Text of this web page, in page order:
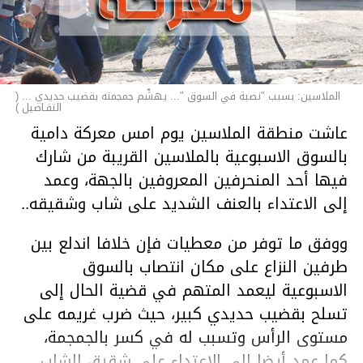
الملاسين: بسبب "نصبة في السوق "... يهشّم جمجمته بقضيب حديدي ... (
التفـاصيل )
عاشت منطقة الملاسين يوم امس معركة دامية
بالسوق الاسبوعية بالملاسين القريبة من شارك
فيها أحد المنحرفين المعروفين بالجهة، وعمد
إلى الاعتداء بالعنف الشديد على شاب وشقيقه..
ووفق ما توفر من معطيات فإن خلافا اندلع بين
طرفين النزاع على مكان انتصاب بالسوق
الاسبوعية ليعمد المتهم في قضية الحال إلى
تسلح بقضيب حديدي كبير، حيث ضرب غريمه على
مستوى الرأس وتسبب له في كسر بالجمجمة،